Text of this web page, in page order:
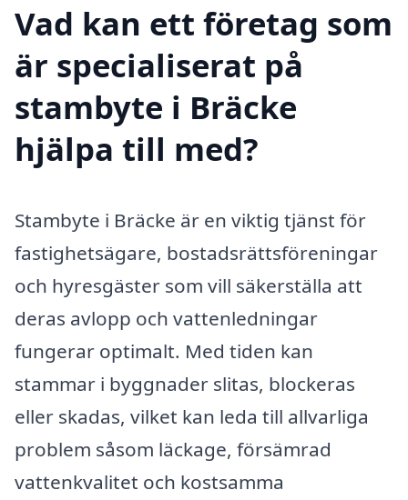
Vad kan ett företag som
är specialiserat på
stambyte i Bräcke
hjälpa till med?
Stambyte i Bräcke är en viktig tjänst för
fastighetsägare, bostadsrättsföreningar
och hyresgäster som vill säkerställa att
deras avlopp och vattenledningar
fungerar optimalt. Med tiden kan
stammar i byggnader slitas, blockeras
eller skadas, vilket kan leda till allvarliga
problem såsom läckage, försämrad
vattenkvalitet och kostsamma